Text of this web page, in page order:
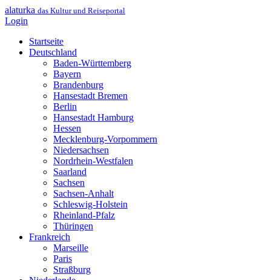
alaturka das Kultur und Reiseportal
Login
Startseite
Deutschland
Baden-Württemberg
Bayern
Brandenburg
Hansestadt Bremen
Berlin
Hansestadt Hamburg
Hessen
Mecklenburg-Vorpommern
Niedersachsen
Nordrhein-Westfalen
Saarland
Sachsen
Sachsen-Anhalt
Schleswig-Holstein
Rheinland-Pfalz
Thüringen
Frankreich
Marseille
Paris
Straßburg